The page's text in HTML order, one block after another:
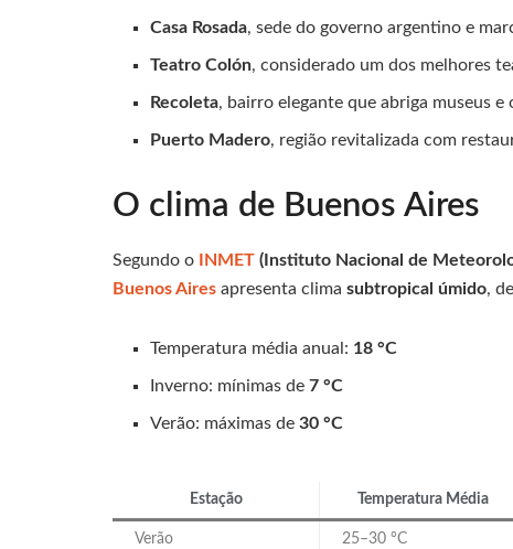
Casa Rosada, sede do governo argentino e
Teatro Colón, considerado um dos melhores
Recoleta, bairro elegante que abriga museus
Puerto Madero, região revitalizada com
O clima de Buenos Aires
Segundo o INMET (Instituto Nacional de
Buenos Aires apresenta clima subtropical úmido,
Temperatura média anual: 18 °C
Inverno: mínimas de7 °C
Verão: máximas de30 °C
Estação Temperatura Média
Verão 25–30 °C